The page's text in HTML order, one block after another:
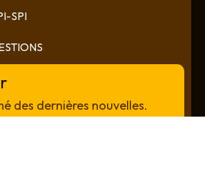
SPI
des dernières nouvelles.